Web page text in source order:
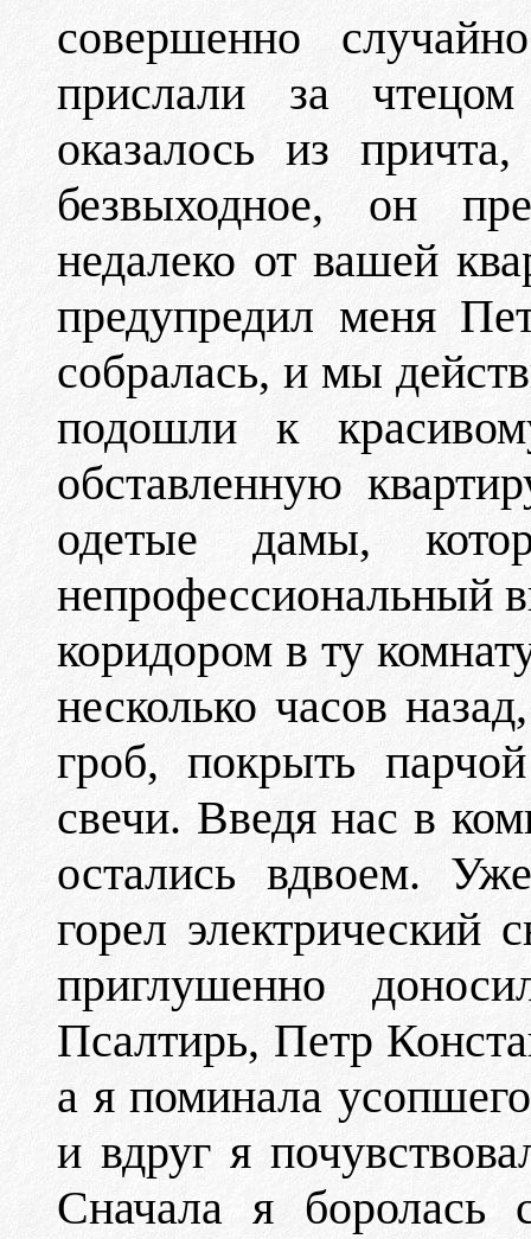
совершенно
прислали за
оказалось из
безвыходное, он
недалеко от вашей
предупредил меня
собралась, и мы
подошли к
обставленную
одетые дамы,
непрофессиональный
коридором в ту
несколько часов
гроб, покрыть
свечи. Введя нас в
остались вдвоем.
горел электрический
приглушенно
Псалтирь, Петр
а я поминала
и вдруг я
Сначала я боролась